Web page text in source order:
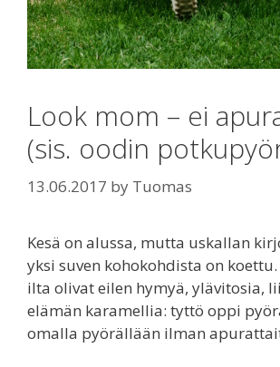
Look mom – ei
(sis. oodin
13.06.2017 by Tuomas
Kesä on alussa, mutta uskallan
yksi suven kohokohdista on
ilta olivat eilen hymyä, ylävitosia,
elämän karamellia: tyttö oppi
omalla pyörällään ilman